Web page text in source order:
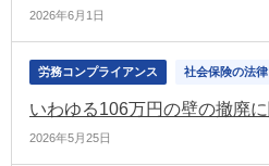
2026年6月1日
労務コンプライアンス 社会保険の法律
2026年5月25日